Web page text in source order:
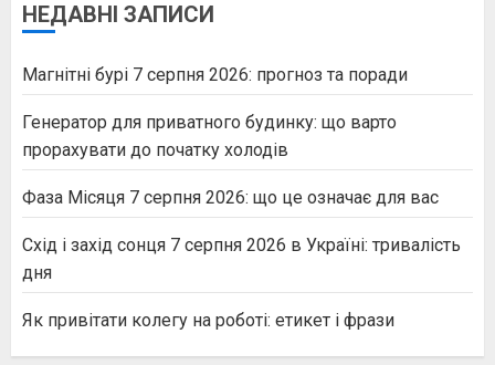
НЕДАВНІ ЗАПИСИ
Магнітні бурі 7 серпня 2026: прогноз та поради
Генератор для приватного будинку: що варто
прорахувати до початку холодів
Фаза Місяця 7 серпня 2026: що це означає для вас
Схід і захід сонця 7 серпня 2026 в Україні: тривалість
дня
Як привітати колегу на роботі: етикет і фрази